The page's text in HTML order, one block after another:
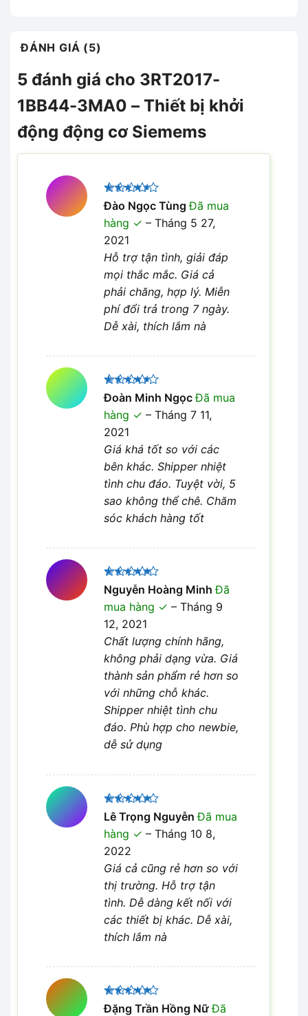
ĐÁNH GIÁ (5)
5 đánh giá cho 3RT2017-
1BB44-3MA0 – Thiết bị khởi
động động cơ Siemems
Được
xếp hạng
45 sao
Đào Ngọc TùngĐã mua
hàng
– Tháng 5 27,
2021
Hỗ trợ tận tình, giải đáp
mọi thắc mắc. Giá cả
phải chăng, hợp lý. Miễn
phí đổi trả trong 7 ngày.
Dễ xài, thích lắm nà
Được
xếp hạng
45 sao
Đoàn Minh NgọcĐã mua
hàng
– Tháng 7 11,
2021
Giá khá tốt so với các
bên khác. Shipper nhiệt
tình chu đáo. Tuyệt vời, 5
sao không thể chê. Chăm
sóc khách hàng tốt
Được xếp
hạng 5
sao
Nguyễn Hoàng MinhĐã
mua hàng
– Tháng 9
12, 2021
Chất lượng chính hãng,
không phải dạng vừa. Giá
thành sản phẩm rẻ hơn so
với những chỗ khác.
Shipper nhiệt tình chu
đáo. Phù hợp cho newbie,
dễ sử dụng
Được xếp
hạng 5
5
sao
Lê Trọng NguyễnĐã mua
hàng
– Tháng 10 8,
2022
Giá cả cũng rẻ hơn so với
thị trường. Hỗ trợ tận
tình. Dễ dàng kết nối với
các thiết bị khác. Dễ xài,
thích lắm nà
Được xếp
Đặng Trần Hồng NữĐã